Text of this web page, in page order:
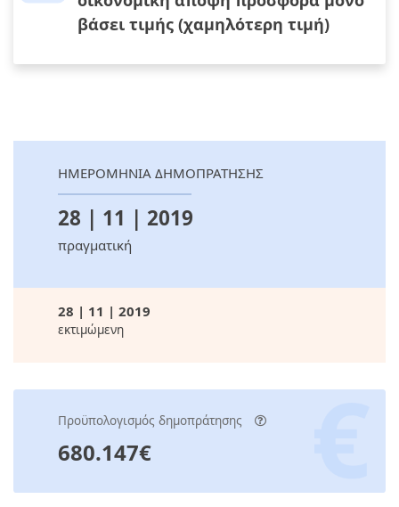
βάσει τιμής (χαμηλότερη τιμή)
ΗΜΕΡΟΜΗΝΙΑ ΔΗΜΟΠΡΑΤΗΣΗΣ
28 | 11 | 2019
πραγματική
28 | 11 | 2019
εκτιμώμενη
Προϋπολογισμός δημοπράτησης
680.147€